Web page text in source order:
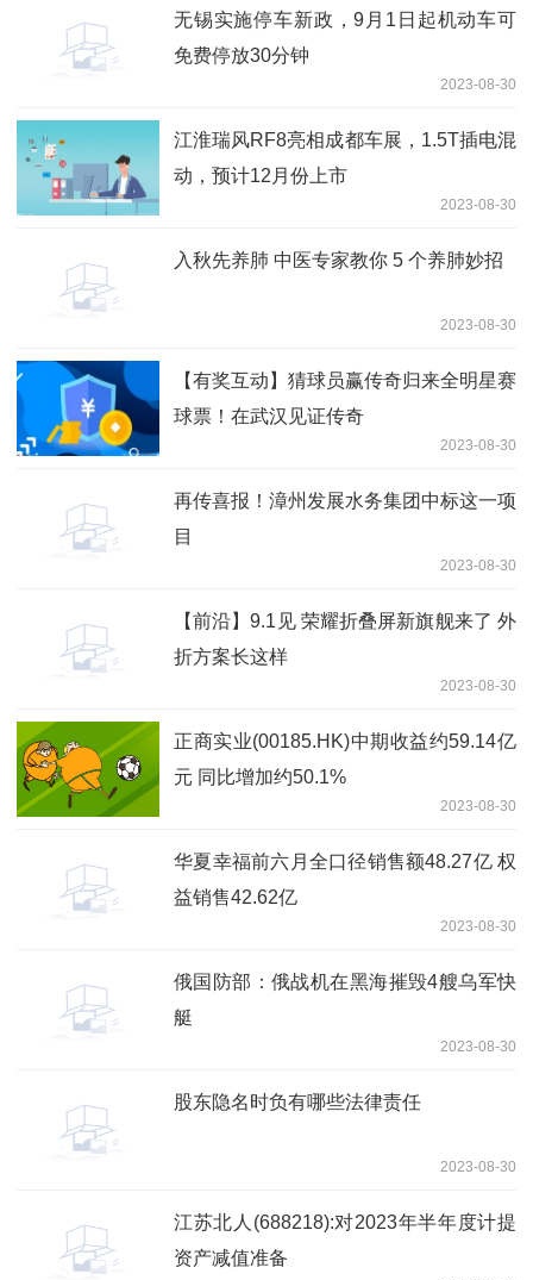
无锡实施停车新政，9月1日起机动车可
免费停放30分钟
2023-08-30
江淮瑞风RF8亮相成都车展，1.5T插电混
动，预计12月份上市
2023-08-30
入秋先养肺 中医专家教你 5 个养肺妙招
2023-08-30
【有奖互动】猜球员赢传奇归来全明星赛
球票！在武汉见证传奇
2023-08-30
再传喜报！漳州发展水务集团中标这一项
目
2023-08-30
【前沿】9.1见 荣耀折叠屏新旗舰来了 外
折方案长这样
2023-08-30
正商实业(00185.HK)中期收益约59.14亿
元 同比增加约50.1%
2023-08-30
华夏幸福前六月全口径销售额48.27亿 权
益销售42.62亿
2023-08-30
俄国防部：俄战机在黑海摧毁4艘乌军快
艇
2023-08-30
股东隐名时负有哪些法律责任
2023-08-30
江苏北人(688218):对2023年半年度计提
资产减值准备